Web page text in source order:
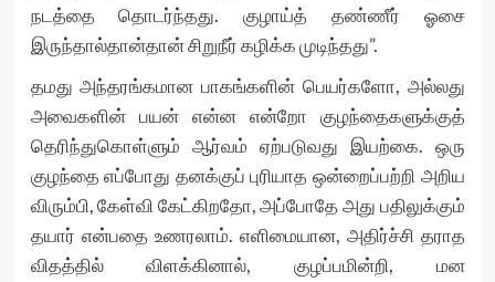
நடத்தை தொடர்ந்தது. குழாய்த் தண்ணீர் ஓசை
இருந்தால்தான்தான் சிறுநீர் கழிக்க முடிந்தது”.
தமது அந்தரங்கமான பாகங்களின் பெயர்களோ, அல்லது
அவைகளின் பயன் என்ன என்றோ குழந்தைகளுக்குத்
தெரிந்துகொள்ளும் ஆர்வம் ஏற்படுவது இயற்கை. ஒரு
குழந்தை எப்போது தனக்குப் புரியாத ஒன்றைப்பற்றி அறிய
விரும்பி, கேள்வி கேட்கிறதோ, அப்போதே அது பதிலுக்கும்
தயார் என்பதை உணரலாம். எளிமையான, அதிர்ச்சி தராத
விதத்தில் விளக்கினால், குழப்பமின்றி, மன